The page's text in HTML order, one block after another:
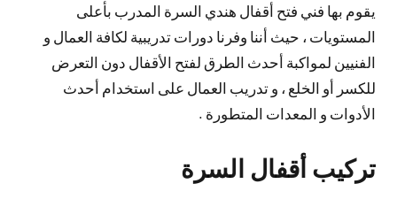
يقوم بها فني فتح أقفال هندي السرة المدرب بأعلى
المستويات ، حيث أننا وفرنا دورات تدريبية لكافة العمال و
الفنيين لمواكبة أحدث الطرق لفتح الأقفال دون التعرض
للكسر أو الخلع ، و تدريب العمال على استخدام أحدث
الأدوات و المعدات المتطورة .
تركيب أقفال السرة